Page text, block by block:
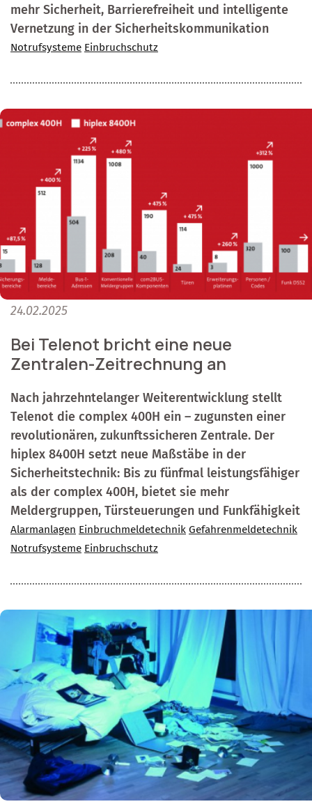
mehr Sicherheit, Barrierefreiheit und intelligente
Vernetzung in der Sicherheitskommunikation
Notrufsysteme Einbruchschutz
24.02.2025
Bei Telenot bricht eine neue
Zentralen-Zeitrechnung an
Nach jahrzehntelanger Weiterentwicklung stellt
Telenot die complex 400H ein – zugunsten einer
revolutionären, zukunftssicheren Zentrale. Der
hiplex 8400H setzt neue Maßstäbe in der
Sicherheitstechnik: Bis zu fünfmal leistungsfähiger
als der complex 400H, bietet sie mehr
Meldergruppen, Türsteuerungen und Funkfähigkeit
Alarmanlagen Einbruchmeldetechnik Gefahrenmeldetechnik
Notrufsysteme Einbruchschutz